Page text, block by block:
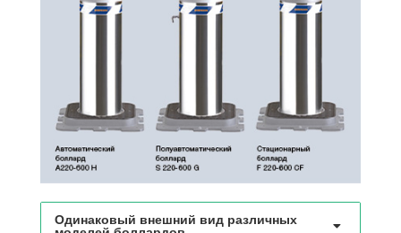
Одинаковый внешний вид различных